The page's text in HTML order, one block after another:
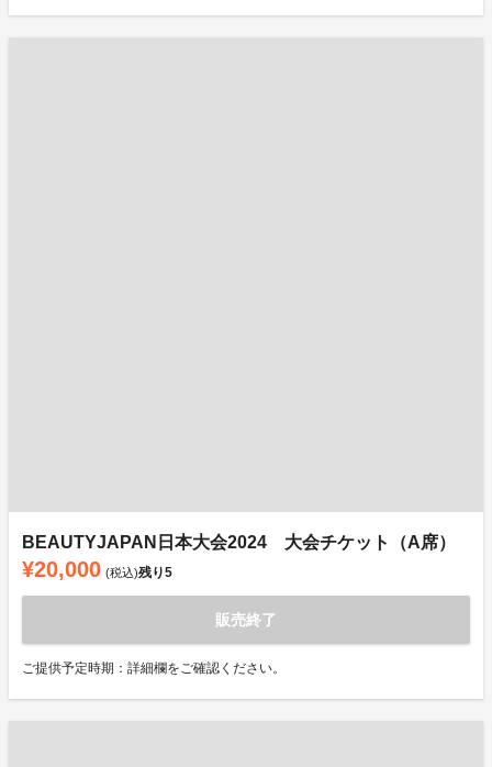
BEAUTYJAPAN日本大会2024 大会チケット（A席）
¥20,000 (税込)残り5
販売終了
ご提供予定時期：詳細欄をご確認ください。